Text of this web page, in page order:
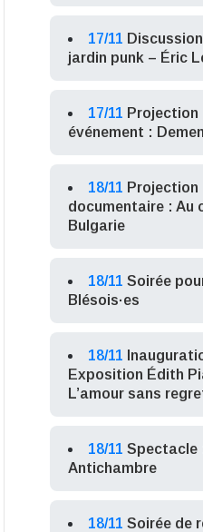
17/11
jardin punk – Éric
17/11 Projection
événement :
18/11 Projection
documentaire : Au
Bulgarie
18/11 Soirée
Blésois·es
18/11
Exposition Édith
L’amour sans
18/11 Spectacle
Antichambre
18/11 Soirée de